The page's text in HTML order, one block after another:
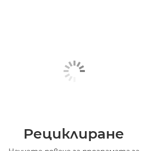
Рециклиране